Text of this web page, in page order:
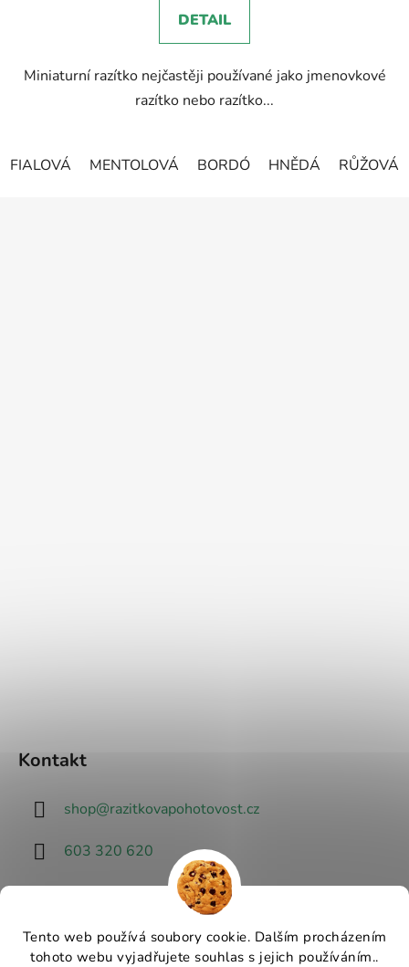
Tento web používá soubory cookie. Dalším procházením
tohoto webu vyjadřujete souhlas s jejich používáním..
z
hvězdiček.
DETAIL
Miniaturní razítko nejčastěji používané jako jmenovkové
razítko nebo razítko...
FIALOVÁ MENTOLOVÁ BORDÓ HNĚDÁ RŮŽOVÁ
Kontakt
shop@razitkovapohotovost.cz
603 320 620
Návrhář designu